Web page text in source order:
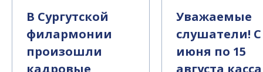
В Сургутской
филармонии
произошли
кадровые
Уважаемые
слушатели! С
июня по 15
августа